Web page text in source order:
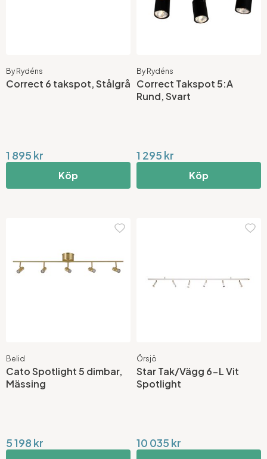
By Rydéns
Correct 6 takspot, Stålgrå
1 895 kr
Köp
By Rydéns
Correct Takspot 5:A
Rund, Svart
1 295 kr
Köp
Belid
Cato Spotlight 5 dimbar,
Mässing
5 198 kr
Örsjö
Star Tak/Vägg 6-L Vit
Spotlight
10 035 kr